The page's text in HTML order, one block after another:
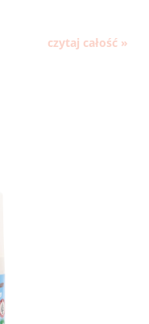
czytaj całość »